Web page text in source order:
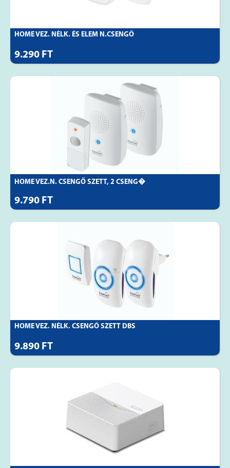
HOME VEZ. NÉLK. ÉS ELEM N.CSENGŐ
9.290 FT
HOME VEZ.N. CSENGŐ SZETT, 2 CSENG�
9.790 FT
HOME VEZ. NÉLK. CSENGŐ SZETT DBS
9.890 FT